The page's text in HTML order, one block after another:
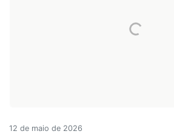
12 de maio de 2026